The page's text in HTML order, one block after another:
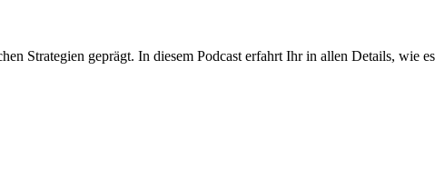
Strategien geprägt. In diesem Podcast erfahrt Ihr in allen Details, wie